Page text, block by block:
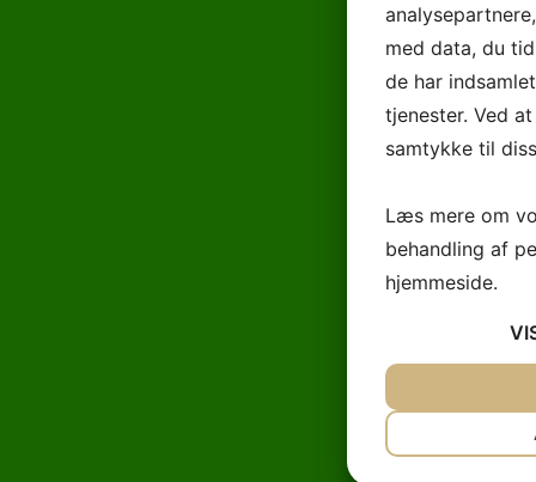
med data, du
de har
tjenester. Ved
samtykke til
Læs mere om
behandling af
hjemmeside.